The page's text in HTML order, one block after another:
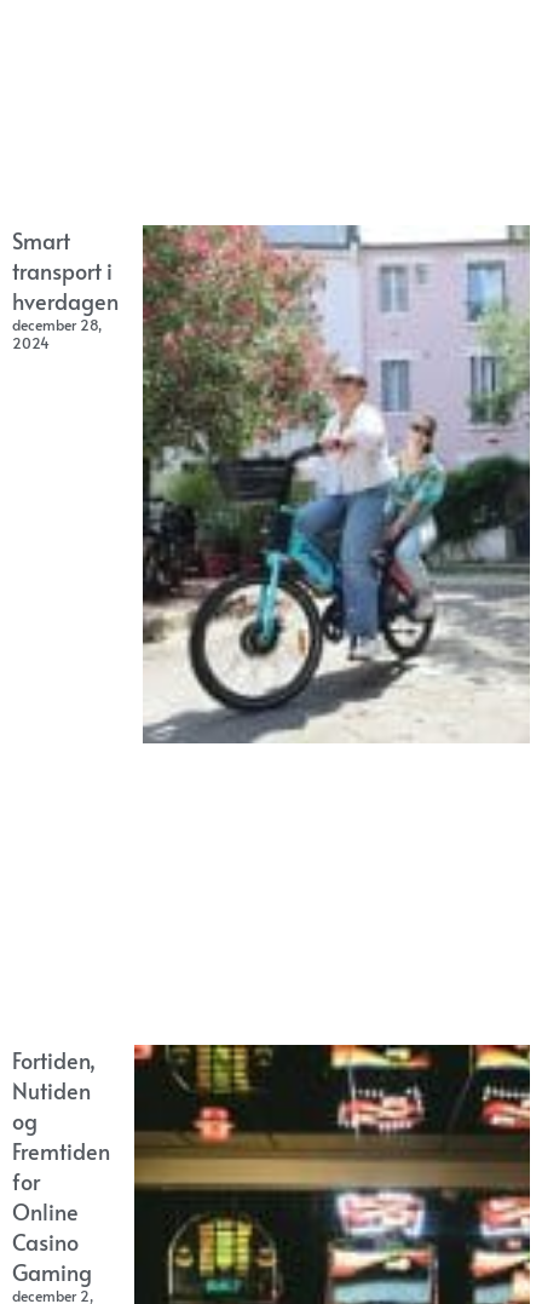
Smart
transport i
hverdagen
december 28,
2024
Fortiden,
Nutiden
og
Fremtiden
for
Online
Casino
Gaming
december 2,